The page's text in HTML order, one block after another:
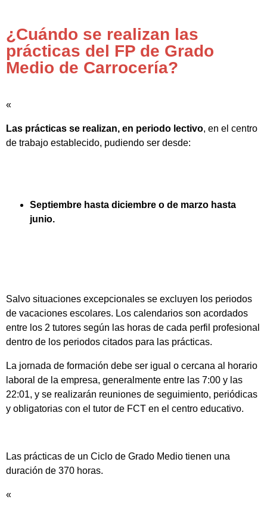
¿Cuándo se realizan las
prácticas del FP de Grado
Medio de Carrocería?
«
Las prácticas se realizan, en periodo lectivo, en el centro
de trabajo establecido, pudiendo ser desde:
Septiembre hasta diciembre o de marzo hasta
junio.
Salvo situaciones excepcionales se excluyen los periodos
de vacaciones escolares. Los calendarios son acordados
entre los 2 tutores según las horas de cada perfil profesional
dentro de los periodos citados para las prácticas.
La jornada de formación debe ser igual o cercana al horario
laboral de la empresa, generalmente entre las 7:00 y las
22:01, y se realizarán reuniones de seguimiento, periódicas
y obligatorias con el tutor de FCT en el centro educativo.
Las prácticas de un Ciclo de Grado Medio tienen una
duración de 370 horas.
«